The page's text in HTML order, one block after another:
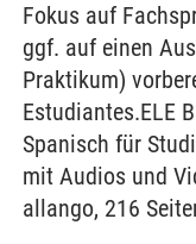
Fokus auf
ggf. auf einen
Praktikum)
Estudiantes.ELE
Spanisch für
mit Audios und
allango, 216